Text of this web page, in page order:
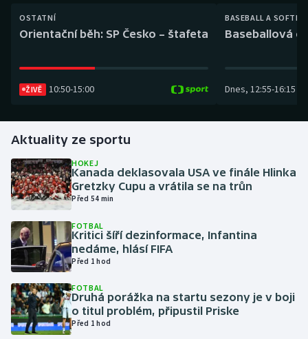
Curling
Florbal
Golf
Gymnastika
Házená
Jezdectví
Judo
Krasobruslení
OSTATNÍ
Orientační běh: SP Česko – štafeta
ŽIVĚ 10:50-15:00
BASEBALL A
Baseballová
Dnes, 12:55-16:15
Aktuality ze sportu
HOKEJ
Kanada deklasovala USA ve finále Hlinka
Gretzky Cupu a vrátila se na trůn
Před 54 min
FOTBAL
Kritici šíří dezinformace, Infantina
nedáme, hlásí FIFA
Před 1 hod
FOTBAL
Druhá porážka na startu sezony je v boji
o titul problém, připustil Priske
Před 1 hod